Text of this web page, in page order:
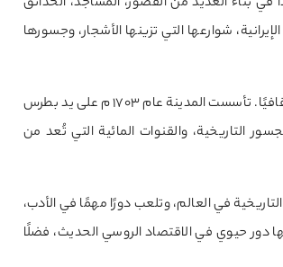
شوارعها التي تزينها الأشجار، وجسورها
سانت بطرسبرغ، ثاني أكبر مدن روسيا بعد موسكو، تُعد من أجمل المدن العالمية وأغناها ثقافيًا. تأسست المدينة عام 1703 م على يد بطرس
الرائعة، الجسور التاريخية، والقنوات المائية التي تُعد من
في العالم، وتلعب دورًا مهمًا في الأدب،
دور حيوي في الاقتصاد الروسي الحديث، فضلًا